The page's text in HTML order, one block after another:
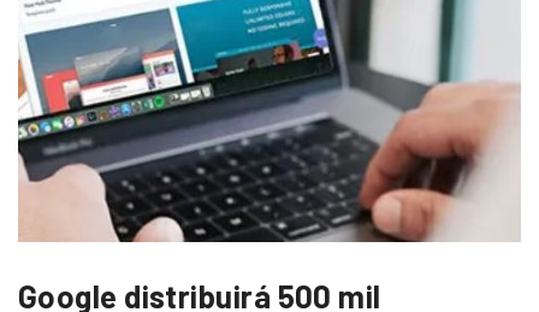
Google distribuirá 500 mil